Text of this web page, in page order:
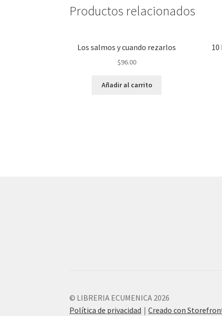
Productos relacionados
Los salmos y cuando rezarlos
$96.00
Añadir al carrito
© LIBRERIA ECUMENICA 2026
Política de privacidad
Creado con